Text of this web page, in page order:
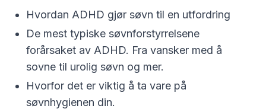
Hvordan ADHD gjør søvn til en utfordring
De mest typiske søvnforstyrrelsene
forårsaket av ADHD. Fra vansker med å
sovne til urolig søvn og mer.
Hvorfor det er viktig å ta vare på
søvnhygienen din.